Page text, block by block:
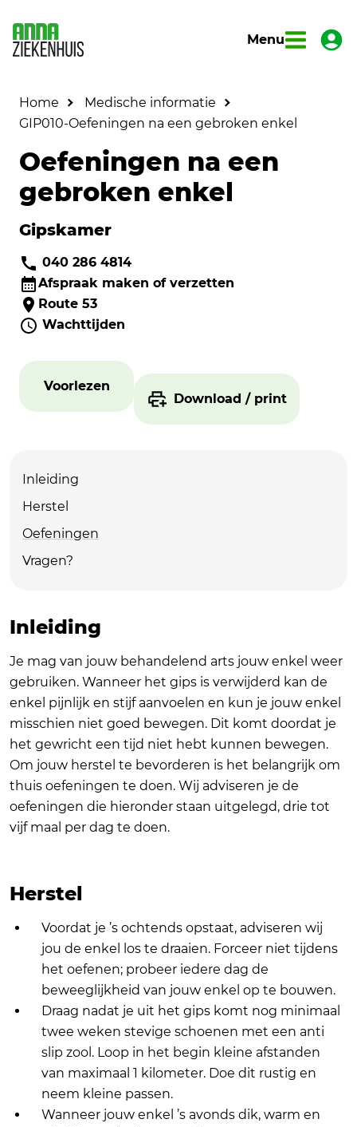
Menu
Home
Medische informatie
GIP010-Oefeningen na een gebroken enkel
Oefeningen na een
gebroken enkel
Gipskamer
040 286 4814
Afspraak maken of verzetten
Route 53
Wachttijden
Voorlezen
Download / print
Inleiding
Herstel
Oefeningen
Vragen?
Inleiding
Je mag van jouw behandelend arts jouw enkel weer
gebruiken. Wanneer het gips is verwijderd kan de
enkel pijnlijk en stijf aanvoelen en kun je jouw enkel
misschien niet goed bewegen. Dit komt doordat je
het gewricht een tijd niet hebt kunnen bewegen.
Om jouw herstel te bevorderen is het belangrijk om
thuis oefeningen te doen. Wij adviseren je de
oefeningen die hieronder staan uitgelegd, drie tot
vijf maal per dag te doen.
Herstel
Voordat je ’s ochtends opstaat, adviseren wij
jou de enkel los te draaien. Forceer niet tijdens
het oefenen; probeer iedere dag de
beweeglijkheid van jouw enkel op te bouwen.
Draag nadat je uit het gips komt nog minimaal
twee weken stevige schoenen met een anti
slip zool. Loop in het begin kleine afstanden
van maximaal 1 kilometer. Doe dit rustig en
neem kleine passen.
Wanneer jouw enkel ’s avonds dik, warm en